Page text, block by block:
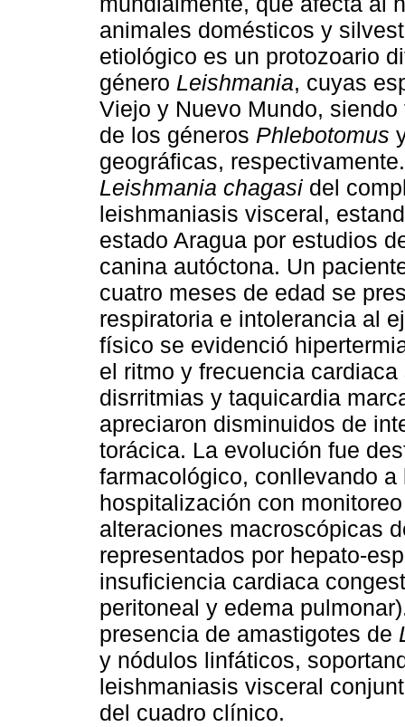
animales domésticos y
etiológico es un protozoario
género Leishmania, cuyas
Viejo y Nuevo Mundo,
de los géneros Phlebotomus
geográficas,
Leishmania chagasi del
leishmaniasis visceral,
estado Aragua por estudios
canina autóctona. Un
cuatro meses de edad se
respiratoria e intolerancia al
físico se evidenció
el ritmo y frecuencia
disrritmias y taquicardia
apreciaron disminuidos de
torácica. La evolución fue
farmacológico, conllevando
hospitalización con
alteraciones macroscópicas
representados por hepato-
insuficiencia cardiaca
peritoneal y edema
presencia de amastigotes de
y nódulos linfáticos,
leishmaniasis visceral
del cuadro clínico.